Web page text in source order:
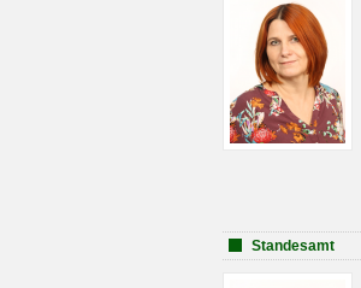
Standesamt